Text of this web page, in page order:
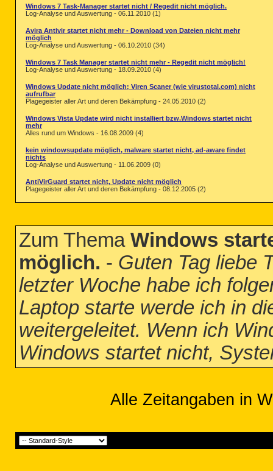
Windows 7 Task-Manager startet nicht / Regedit nicht möglich.
Log-Analyse und Auswertung - 06.11.2010 (1)
Avira Antivir startet nicht mehr - Download von Dateien nicht mehr
möglich
Log-Analyse und Auswertung - 06.10.2010 (34)
Windows 7 Task Manager startet nicht mehr - Regedit nicht möglich!
Log-Analyse und Auswertung - 18.09.2010 (4)
Windows Update nicht möglich; Viren Scaner (wie virustotal.com) nicht
aufrufbar
Plagegeister aller Art und deren Bekämpfung - 24.05.2010 (2)
Windows Vista Update wird nicht installiert bzw.Windows startet nicht
mehr
Alles rund um Windows - 16.08.2009 (4)
kein windowsupdate möglich, malware startet nicht, ad-aware findet
nichts
Log-Analyse und Auswertung - 11.06.2009 (0)
AntiVirGuard startet nicht, Update nicht möglich
Plagegeister aller Art und deren Bekämpfung - 08.12.2005 (2)
Zum Thema Windows
möglich. - Guten Tag liebe
letzter Woche habe ich
Laptop starte werde ich in
weitergeleitet. Wenn ich
Windows startet nicht,
Alle Zeitangaben in